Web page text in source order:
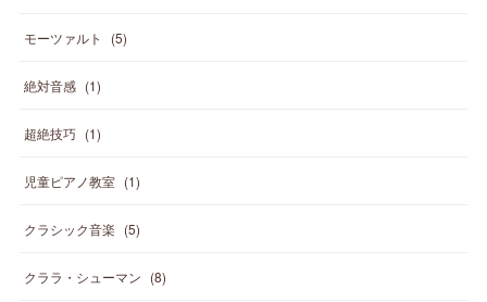
モーツァルト (5)
絶対音感 (1)
超絶技巧 (1)
児童ピアノ教室 (1)
クラシック音楽 (5)
クララ・シューマン (8)